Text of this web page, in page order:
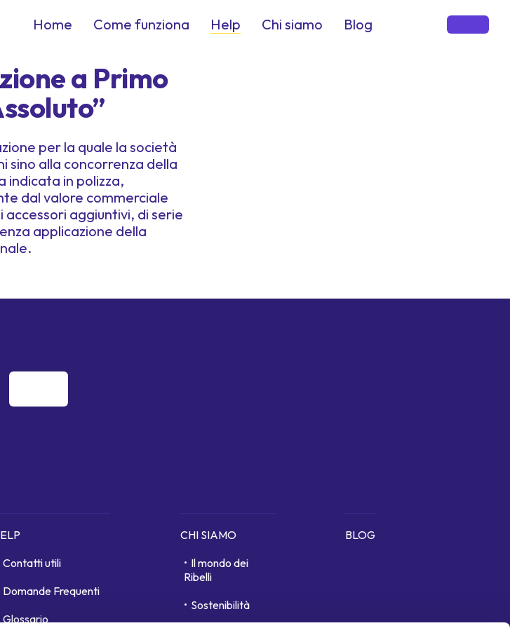
Home Come funziona Help Chi siamo Blog
a Primo
per la quale la società
sino alla concorrenza della
indicata in polizza,
dal valore commerciale
accessori aggiuntivi, di serie
applicazione della
Contatti utili
Domande Frequenti
Glossario
CHI SIAMO
Il mondo dei
Ribelli
Sostenibilità
BLOG